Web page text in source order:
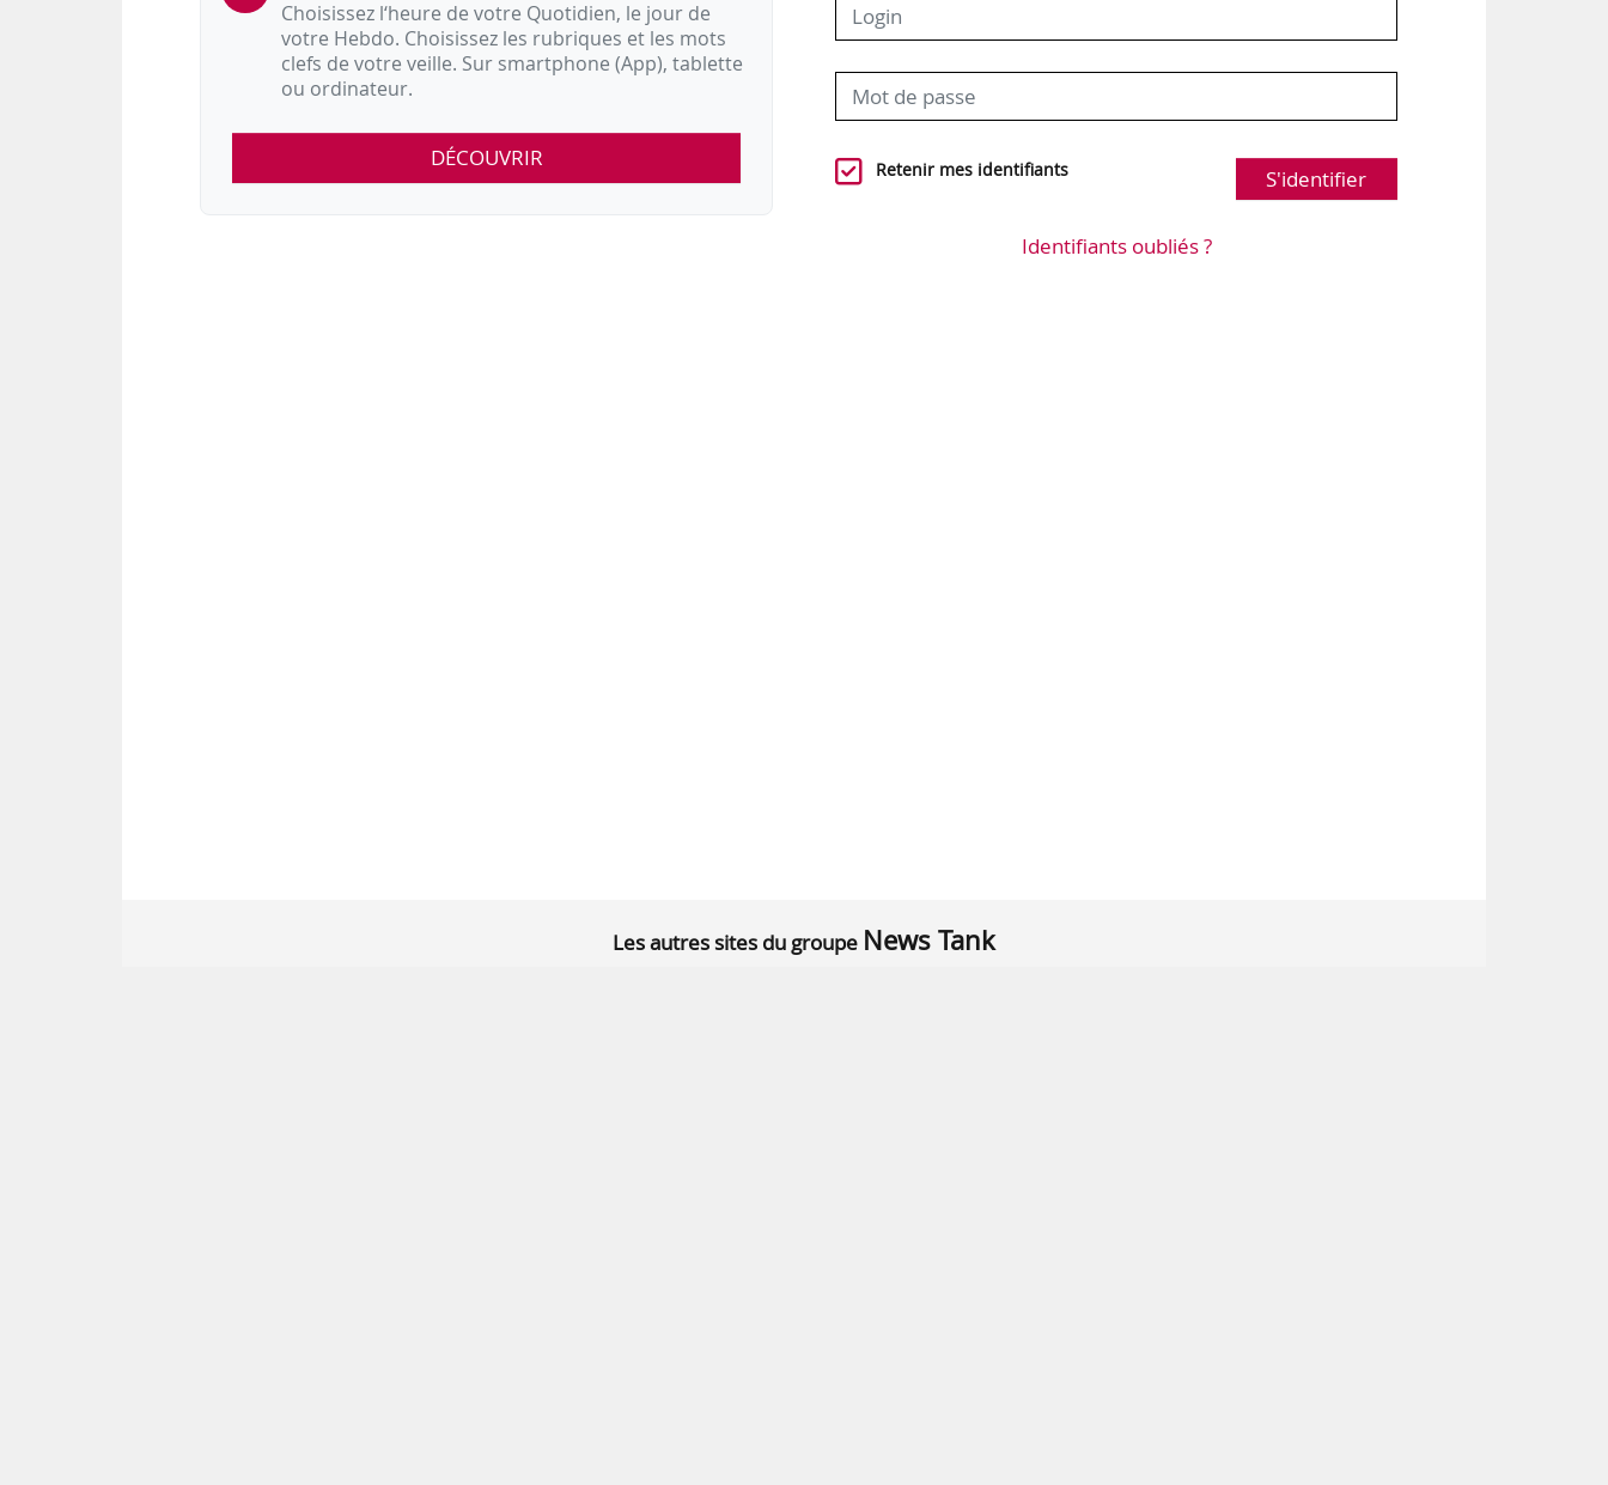
Choisissez l‘heure de votre Quotidien, le jour de
votre Hebdo. Choisissez les rubriques et les mots
clefs de votre veille. Sur smartphone (App), tablette
ou ordinateur.
DÉCOUVRIR Retenir mes identifiants S'identifier
Identifiants oubliés ?
Les autres sites du groupe News Tank